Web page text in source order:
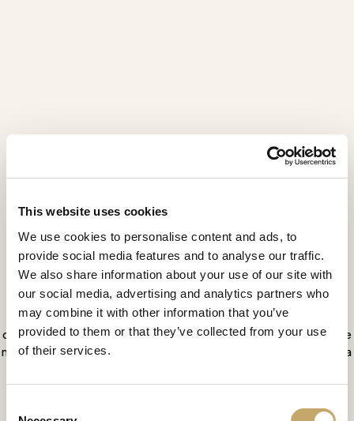
This website uses cookies
We use cookies to personalise content and ads, to
provide social media features and to analyse our traffic.
We also share information about your use of our site with
our social media, advertising and analytics partners who
may combine it with other information that you’ve
provided to them or that they’ve collected from your use
of their services.
Majestic
Il letto Majestic celebra la purezza delle forme
curvilinee e il pregio dei materiali in un’eleganza regale e
misurata. La struttura in legno di tiglio è impreziosita da
fluide lungo la testiera e la pediera, culminando in un